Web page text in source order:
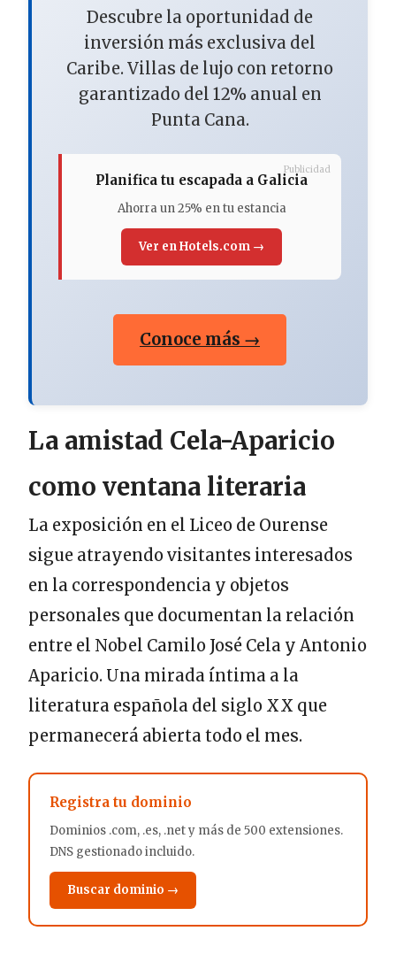
Descubre la oportunidad de
inversión más exclusiva del
Caribe. Villas de lujo con retorno
garantizado del 12% anual en
Punta Cana.
Planifica tu escapada a Galicia
Ahorra un 25% en tu estancia
Ver en Hotels.com →
Publicidad
Conoce más →
La amistad Cela-Aparicio
como ventana literaria
La exposición en el Liceo de Ourense
sigue atrayendo visitantes interesados
en la correspondencia y objetos
personales que documentan la relación
entre el Nobel Camilo José Cela y Antonio
Aparicio. Una mirada íntima a la
literatura española del siglo XX que
permanecerá abierta todo el mes.
Registra tu dominio
Dominios .com, .es, .net y más de 500 extensiones.
DNS gestionado incluido.
Buscar dominio →